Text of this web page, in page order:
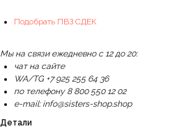
Подобрать ПВЗ СДЕК
Мы на связи ежедневно с 12 до 20:
чат на сайте
WA/TG +7 925 255 64 36
по телефону 8 800 550 12 02
e-mail: info@sisters-shop.shop
Детали